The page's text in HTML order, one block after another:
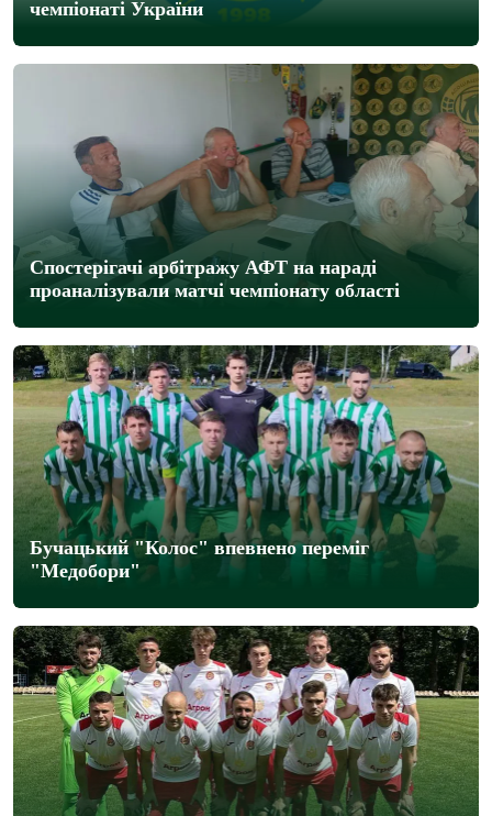
чемпіонаті України
Спостерігачі арбітражу АФТ на нараді
проаналізували матчі чемпіонату області
Бучацький "Колос" впевнено переміг
"Медобори"